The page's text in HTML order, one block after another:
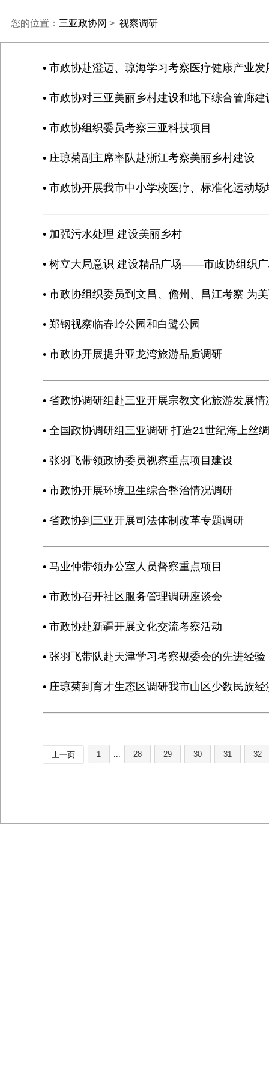
您的位置： 三亚政协网 > 视察调研
• 市政协赴澄迈、琼海学习考察医疗健康产业
• 市政协对三亚美丽乡村建设和地下综合管廊
• 市政协组织委员考察三亚科技项目
• 庄琼菊副主席率队赴浙江考察美丽乡村建设
• 市政协开展我市中小学校医疗、标准化运动
• 加强污水处理 建设美丽乡村
• 树立大局意识 建设精品广场——市政协组织
• 市政协组织委员到文昌、儋州、昌江考察 为
• 郑钢视察临春岭公园和白鹭公园
• 市政协开展提升亚龙湾旅游品质调研
• 省政协调研组赴三亚开展宗教文化旅游发展情
• 全国政协调研组三亚调研 打造21世纪海上丝
• 张羽飞带领政协委员视察重点项目建设
• 市政协开展环境卫生综合整治情况调研
• 省政协到三亚开展司法体制改革专题调研
• 马业仲带领办公室人员督察重点项目
• 市政协召开社区服务管理调研座谈会
• 市政协赴新疆开展文化交流考察活动
• 张羽飞带队赴天津学习考察规委会的先进经验
• 庄琼菊到育才生态区调研我市山区少数民族经
上一页 1 ... 28 29 30 31 32